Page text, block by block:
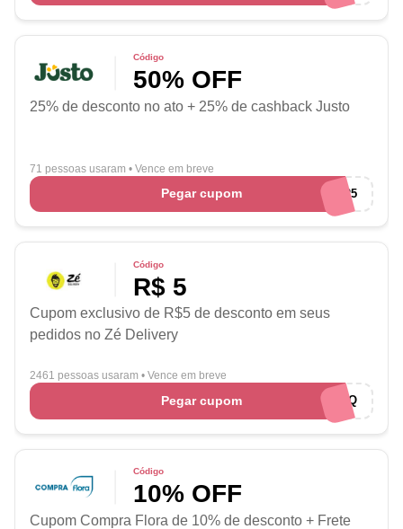
Código
50% OFF
25% de desconto no ato + 25% de cashback Justo
71 pessoas usaram • Vence em breve
Pegar cupom AMOCUPONS25
Código
R$ 5
Cupom exclusivo de R$5 de desconto em seus
pedidos no Zé Delivery
2461 pessoas usaram • Vence em breve
Pegar cupom ROGVAIVPQ
Código
10% OFF
Cupom Compra Flora de 10% de desconto + Frete